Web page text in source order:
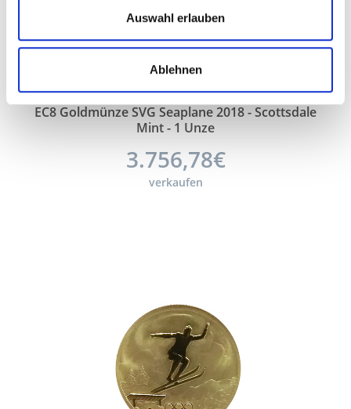
Auswahl erlauben
Ablehnen
EC8 Goldmünze SVG Seaplane 2018 - Scottsdale
Mint - 1 Unze
3.756,78€
verkaufen